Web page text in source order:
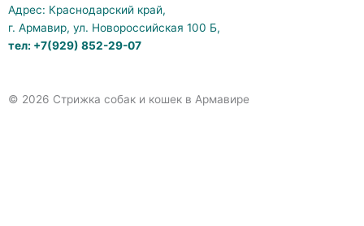
u
Адрес: Краснодарский край,
г. Армавир, ул. Новороссийская 100 Б,
тел: +7(929) 852-29-07
© 2026 Стрижка собак и кошек в Армавире